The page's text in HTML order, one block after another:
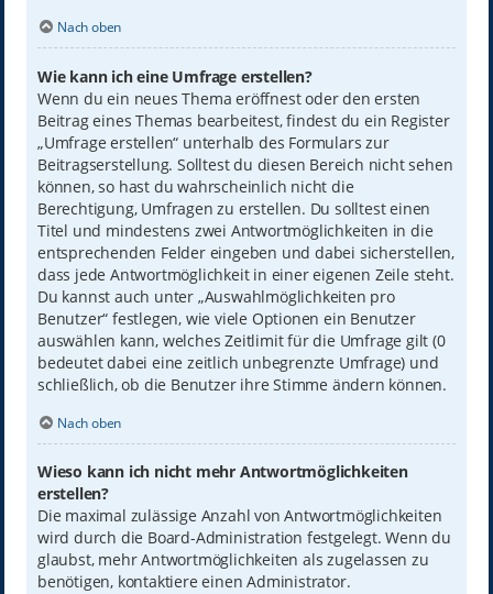
Nach oben
Wie kann ich eine Umfrage erstellen?
Wenn du ein neues Thema eröffnest oder den ersten
Beitrag eines Themas bearbeitest, findest du ein Register
„Umfrage erstellen“ unterhalb des Formulars zur
Beitragserstellung. Solltest du diesen Bereich nicht sehen
können, so hast du wahrscheinlich nicht die
Berechtigung, Umfragen zu erstellen. Du solltest einen
Titel und mindestens zwei Antwortmöglichkeiten in die
entsprechenden Felder eingeben und dabei sicherstellen,
dass jede Antwortmöglichkeit in einer eigenen Zeile steht.
Du kannst auch unter „Auswahlmöglichkeiten pro
Benutzer“ festlegen, wie viele Optionen ein Benutzer
auswählen kann, welches Zeitlimit für die Umfrage gilt (0
bedeutet dabei eine zeitlich unbegrenzte Umfrage) und
schließlich, ob die Benutzer ihre Stimme ändern können.
Nach oben
Wieso kann ich nicht mehr Antwortmöglichkeiten
erstellen?
Die maximal zulässige Anzahl von Antwortmöglichkeiten
wird durch die Board-Administration festgelegt. Wenn du
glaubst, mehr Antwortmöglichkeiten als zugelassen zu
benötigen, kontaktiere einen Administrator.